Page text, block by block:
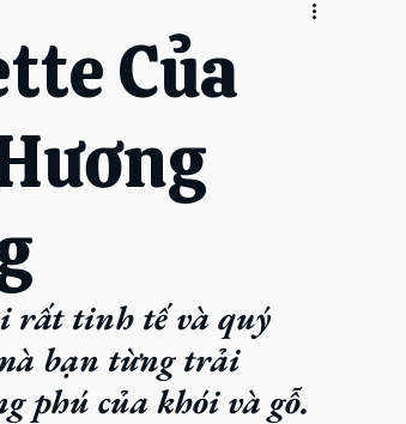
Của
rất tinh tế và quý
bạn từng trải
phú của khói và gỗ.